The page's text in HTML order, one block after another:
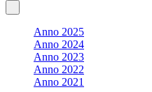
Anno 2025
Anno 2024
Anno 2023
Anno 2022
Anno 2021